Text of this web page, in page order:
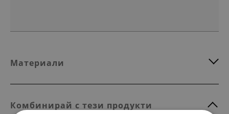
Материали
Комбинирай с тези продукти